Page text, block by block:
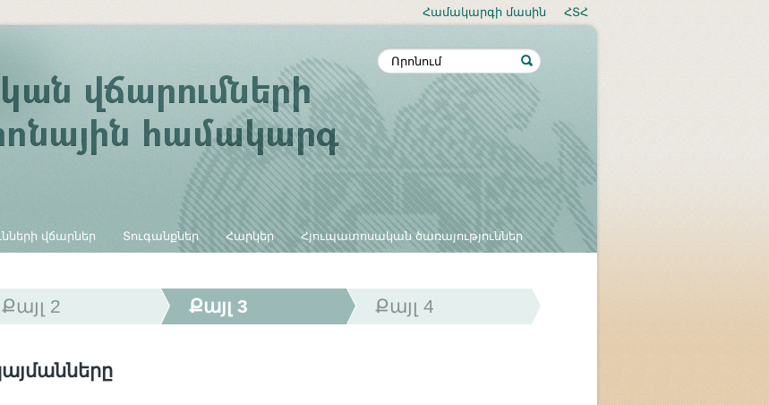
Համակարգի մասին ՀՏՀ
վճարներ Տուգանքներ Հարկեր Հյուպատոսական ծառայություններ
Քայլ 2 Քայլ 3 Քայլ 4